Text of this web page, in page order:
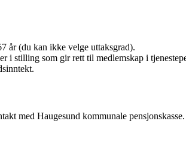
år (du kan ikke velge uttaksgrad).
i stilling som gir rett til medlemskap i
med Haugesund kommunale pensjonskasse.